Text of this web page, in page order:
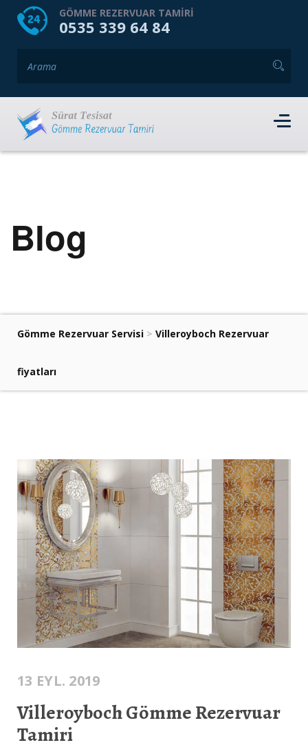
HOME HAKKIMIZDA
GÖMME REZERVUAR TAMIRI
0535 339 64 84
Blog
Gömme Rezervuar Servisi > Villeroyboch Rezervuar
fiyatları
13 EYL. 2019
Villeroyboch Gömme Rezervuar
Tamiri